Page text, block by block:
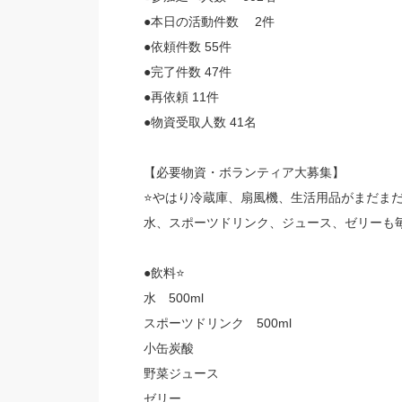
●本日の活動件数 2件
●依頼件数 55件
●完了件数 47件
●再依頼 11件
●物資受取人数 41名
【必要物資・ボランティア大募集】
⭐️やはり冷蔵庫、扇風機、生活用品がまだまだ
水、スポーツドリンク、ジュース、ゼリーも
●飲料⭐️
水 500ml
スポーツドリンク 500ml
小缶炭酸
野菜ジュース
ゼリー